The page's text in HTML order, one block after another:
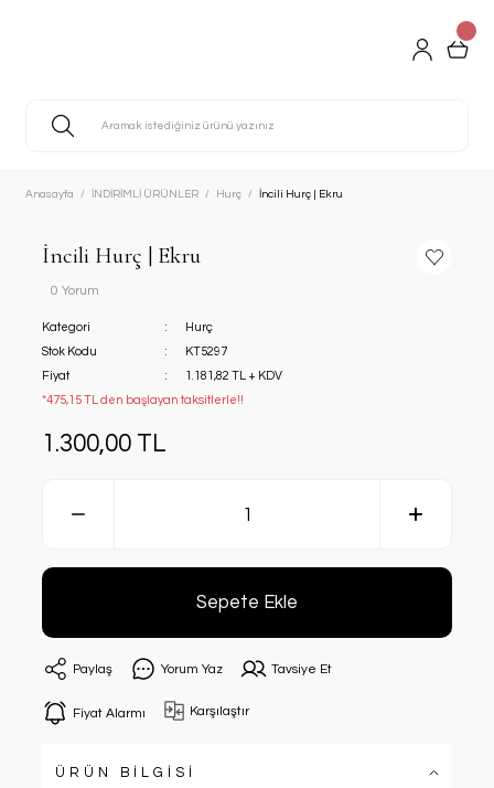
Anasayfa İNDİRİMLİ ÜRÜNLER Hurç İncili Hurç | Ekru
İncili Hurç | Ekru
0 Yorum
Kategori
Hurç
Stok Kodu
KT5297
Fiyat
1.181,82 TL + KDV
*475,15 TL den başlayan taksitlerle!!
1.300,00 TL
Sepete Ekle
Paylaş Yorum Yaz Tavsiye Et
Fiyat Alarmı Karşılaştır
ÜRÜN BİLGİSİ